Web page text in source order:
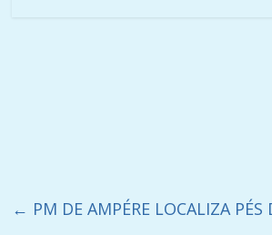
← PM DE AMPÉRE LOCALIZA